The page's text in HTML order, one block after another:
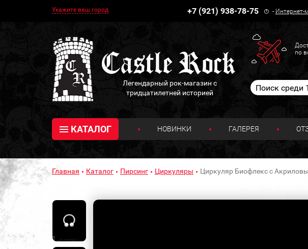
Укажите ваш город +7 (921) 938-78-75 - Интернет-
Легендарный рок-магазин с
тридцатилетней историей
по
КАТАЛОГ НОВИНКИ ГАЛЕРЕЯ
Главная Каталог Пирсинг Циркуляры Циркуляр Биофлекс с